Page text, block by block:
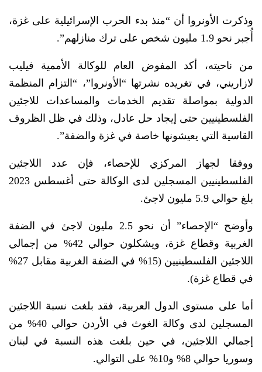
وذكرت الأونروا أن “منذ بدء الحرب الإسرائيلية على غزة،
أُجبر نحو 1.9 مليون شخص على ترك منازلهم”.
من ناحيته، أكد المفوض العام للوكالة الأممية فيليب
لازاريني، في تغريده نشرتها “الأونروا”، “التزام المنظمة
الدولية بمواصلة تقديم الخدمات والمساعدات للاجئين
الفلسطينيين حتى إيجاد حل عادل، وذلك في ظل الظروف
القاسية التي يعيشونها خاصة في غزة والضفة”.
ووفقا لجهاز المركزي للإحصاء، فإن عدد اللاجئين
الفلسطينيين المسجلين لدى الوكالة حتى أغسطس 2023
بلغ حوالي 5.9 مليون لاجئ.
وأوضح “الإحصاء” أن نحو 2.5 مليون لاجئ في الضفة
الغربية وقطاع غزة، ويشكلون حوالي 42% من إجمالي
اللاجئين الفلسطينيين (15% في الضفة الغربية مقابل 27%
في قطاع غزة).
أما على مستوى الدول العربية، فقد بلغت نسبة اللاجئين
المسجلين لدى وكالة الغوث في الأردن حوالي 40% من
إجمالي اللاجئين، في حين بلغت هذه النسبة في لبنان
وسوريا حوالي 8% و10% على التوالي.